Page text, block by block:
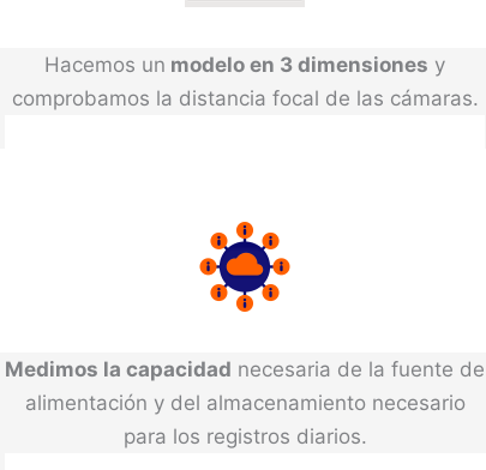
Hacemos un modelo en 3 dimensiones y
comprobamos la distancia focal de las cámaras.
Medimos la capacidad necesaria de la fuente de
alimentación y del almacenamiento necesario
para los registros diarios.